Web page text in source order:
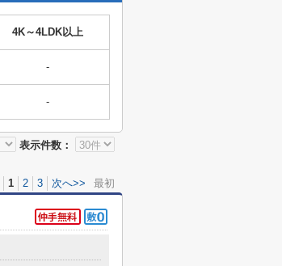
4K～4LDK以上
-
-
表示件数：
1 2 3 次へ>> 最初